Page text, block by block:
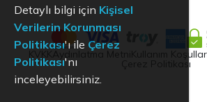
Aydınlatma Metni Kullanım
Çerez Politikası
Detaylı bilgi için Kişisel
Verilerin Korunması
Politikası'ı ile Çerez
Politikası'nı
inceleyebilirsiniz.